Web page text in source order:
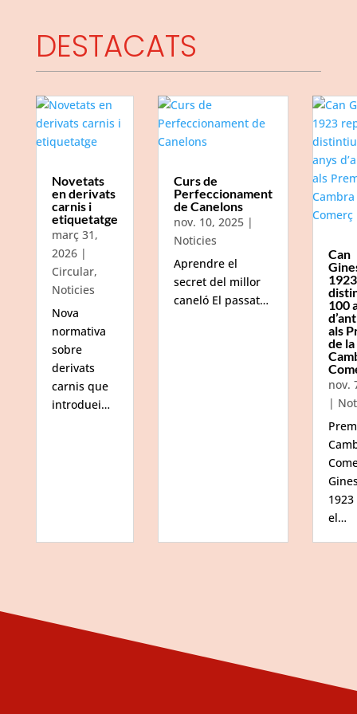
DESTACATS
Novetats
en derivats
carnis i
etiquetatge
març 31,
2026|
Circular,
Noticies
Nova
normativa
sobre
derivats
carnis que
introduei…
Curs de
Perfeccionament
de Canelons
nov. 10, 2025|
Noticies
Aprendre el
secret del millor
caneló El passat…
Can
100
als
de la
nov.
|
el…